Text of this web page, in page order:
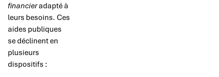
financieradapté à
leurs besoins. Ces
aides publiques
se déclinent en
plusieurs
dispositifs :